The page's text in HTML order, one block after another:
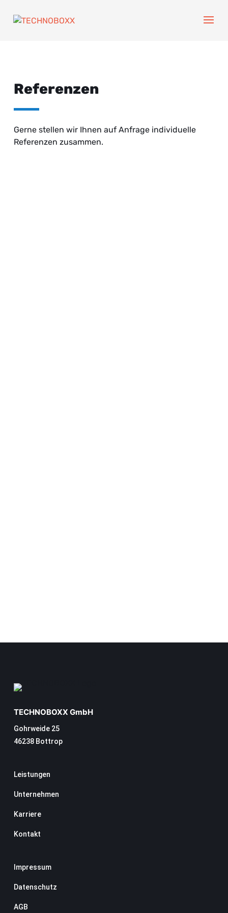
Referenzen
Gerne stellen wir Ihnen auf Anfrage individuelle
Referenzen zusammen.
TECHNOBOXX GmbH
Gohrweide 25
46238 Bottrop
Leistungen
Unternehmen
Karriere
Kontakt
Impressum
Datenschutz
AGB